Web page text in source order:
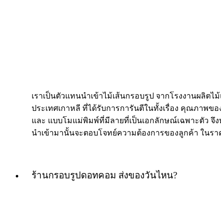
เราเป็นตัวแทนนำเข้าไม้เส้นกรอบรูป จากโรงงานผลิตไ
ประเทศเกาหลี ที่ได้รับการการันตีในทั้งเรื่อง คุณภาพข
และ แบบโมแม่พิมพ์ที่มีลายที่เป็นเอกลักษณ์เฉพาะตัว จึง
นำเข้ามานั้นจะตอบโจทย์ความต้องการของลูกค้า ในรา
ร้านกรอบรูปดอทคอม ส่งของวันไหน?